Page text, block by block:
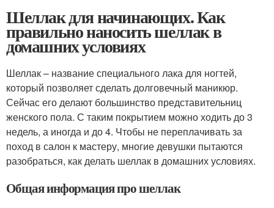
Шеллак для начинающих. Как
правильно наносить шеллак в
домашних условиях
Шеллак – название специального лака для ногтей,
который позволяет сделать долговечный маникюр.
Сейчас его делают большинство представительниц
женского пола. С таким покрытием можно ходить до 3
недель, а иногда и до 4. Чтобы не переплачивать за
поход в салон к мастеру, многие девушки пытаются
разобраться, как делать шеллак в домашних условиях.
Общая информация про шеллак